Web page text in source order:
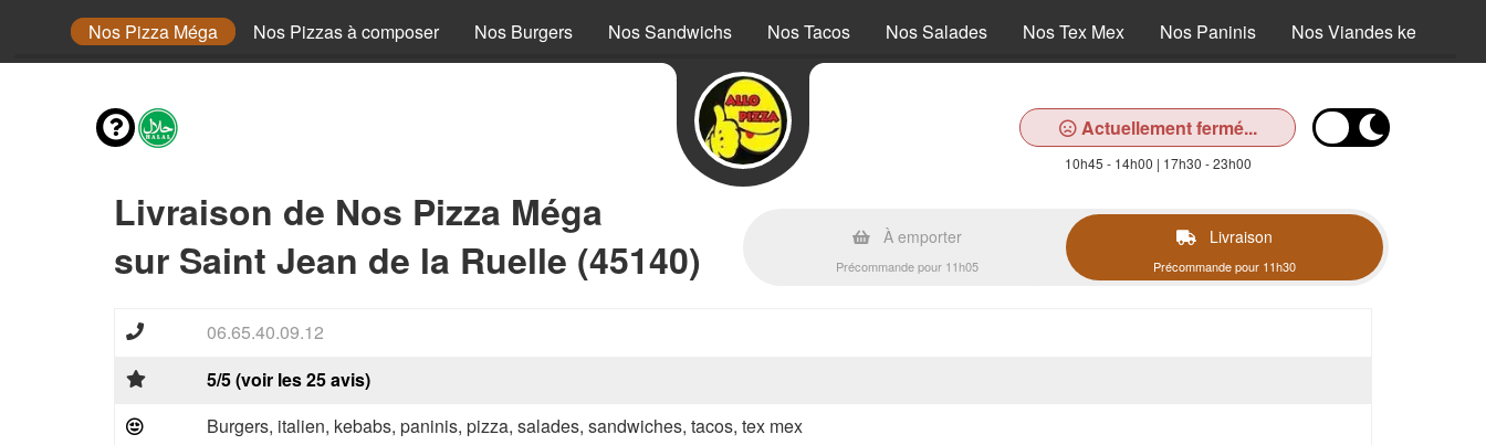
Nos Pizza Méga Nos Pizzas à composer Nos Burgers Nos Sandwichs Nos Tacos Nos Salades Nos Tex Mex Nos Paninis Nos Viandes kebab
Actuellement fermé...
10h45 - 14h00 | 17h30 - 23h00
Livraison de Nos Pizza Méga
sur Saint Jean de la Ruelle (45140)
À emporter
Précommande pour 11h05
Livraison
Précommande pour 11h30
06.65.40.09.12
5/5 (voir les 25 avis)
Burgers, italien, kebabs, paninis, pizza, salades, sandwiches, tacos, tex mex